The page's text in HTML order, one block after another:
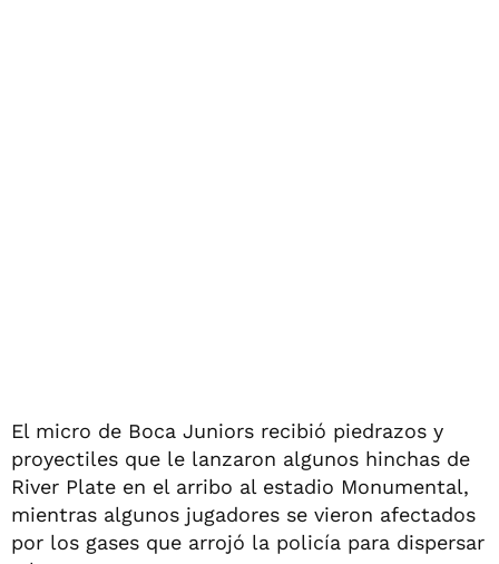
El micro de Boca Juniors recibió piedrazos y
proyectiles que le lanzaron algunos hinchas de
River Plate en el arribo al estadio Monumental,
mientras algunos jugadores se vieron afectados
por los gases que arrojó la policía para dispersar